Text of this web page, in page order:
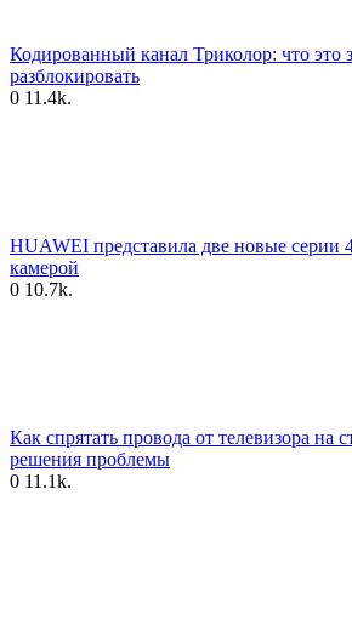
Кодированный канал Триколор: что это
разблокировать
0 11.4k.
HUAWEI представила две новые серии
камерой
0 10.7k.
Как спрятать провода от телевизора на
решения проблемы
0 11.1k.